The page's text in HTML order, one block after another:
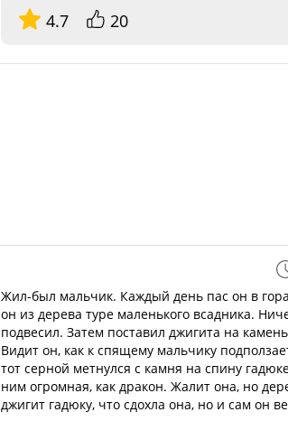
4.7 20
Жил-был мальчик. Каждый день пас он в
он из дерева туре маленького всадника.
подвесил. Затем поставил джигита на
Видит он, как к спящему мальчику
тот серной метнулся с камня на спину
ним огромная, как дракон. Жалит она, но
джигит гадюку, что сдохла она, но и сам он